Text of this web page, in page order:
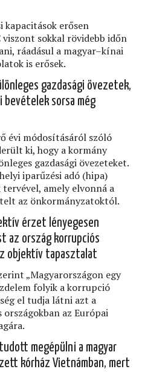
kapacitások erősen
viszont sokkal rövidebb időn
ráadásul a magyar–kínai
is erősek.
gazdasági övezetek,
bevételek sorsa még
évi módosításáról szóló
ki, hogy a kormány
gazdasági övezeteket.
iparűzési adó (hipa)
amely elvonná a
az önkormányzatoktól.
érzet lényegesen
az ország korrupciós
objektív tapasztalat
„Magyarországon egy
folyik a korrupció
el tudja látni azt a
az Európai
megépülni a magyar
kórház Vietnámban, mert